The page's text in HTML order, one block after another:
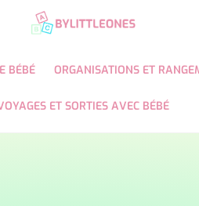
BÉBÉ ORGANISATIONS ET
ET SORTIES AVEC BÉBÉ